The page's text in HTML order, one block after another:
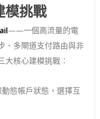
模挑戰
——一個高流量的電
、多閘道支付路由與非
大核心建模挑戰：
態帳戶狀態，選擇互